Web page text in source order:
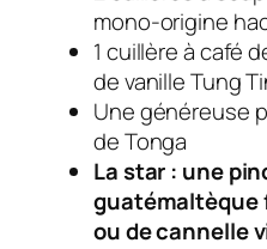
mono-origine
1 cuillère à café
de vanille Tung
Une généreuse
de Tonga
La star : une
guatémaltèque
ou de cannelle